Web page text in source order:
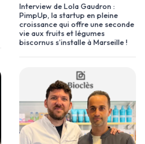
Interview de Lola Gaudron :
PimpUp, la startup en pleine
croissance qui offre une seconde
vie aux fruits et légumes
biscornus s’installe à Marseille !